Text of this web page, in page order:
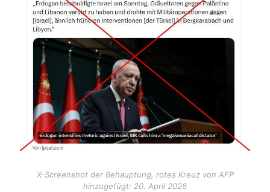
X-Screenshot der Behauptung, rotes Kreuz von AFP
hinzugefügt: 20. April 2026